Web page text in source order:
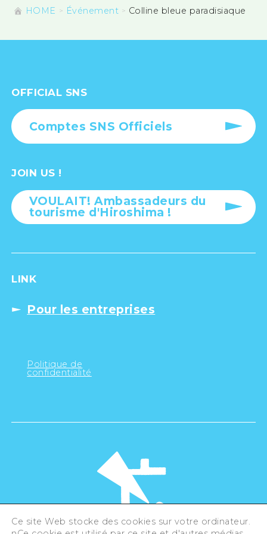
HOME Événement Colline bleue paradisiaque
OFFICIAL SNS
Comptes SNS Officiels
JOIN US !
VOULAIT! Ambassadeurs du
tourisme d'Hiroshima !
LINK
Pour les entreprises
Politique de
confidentialité
Ce site Web stocke des cookies sur votre ordinateur.